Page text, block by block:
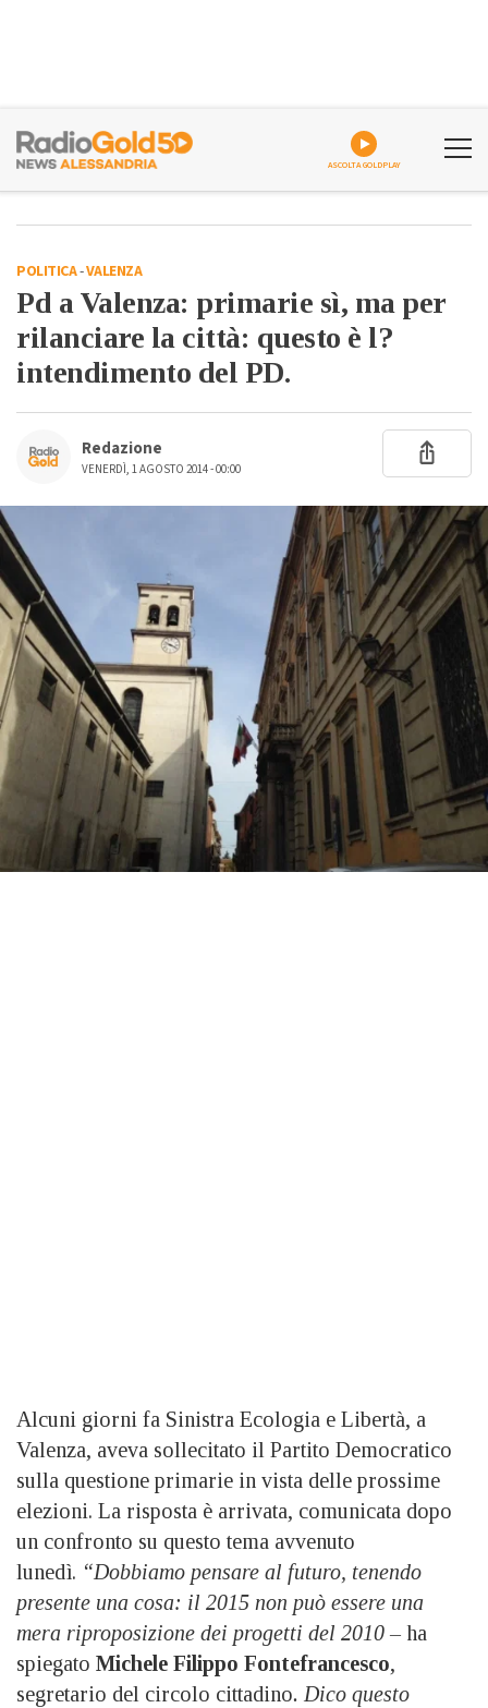
ASCOLTA GOLDPLAY
POLITICA-VALENZA
Pd a Valenza: primarie sì, ma per
rilanciare la città: questo è l?
intendimento del PD.
Redazione
VENERDÌ, 1 AGOSTO 2014 - 00:00
Alcuni giorni fa Sinistra Ecologia e Libertà, a
Valenza, aveva sollecitato il Partito Democratico
sulla questione primarie in vista delle prossime
elezioni. La risposta è arrivata, comunicata dopo
un confronto su questo tema avvenuto
lunedì. “Dobbiamo pensare al futuro, tenendo
presente una cosa: il 2015 non può essere una
mera riproposizione dei progetti del 2010 – ha
spiegato Michele Filippo Fontefrancesco,
segretario del circolo cittadino. Dico questo